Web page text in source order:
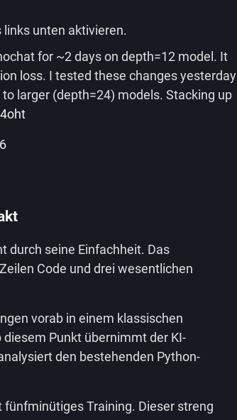
unten aktivieren.
for ~2 days on depth=12 model. It
loss. I tested these changes yesterday
larger (depth=24) models. Stacking up
durch seine Einfachheit. Das
Code und drei wesentlichen
vorab in einem klassischen
Punkt übernimmt der KI-
den bestehenden Python-
Training. Dieser streng